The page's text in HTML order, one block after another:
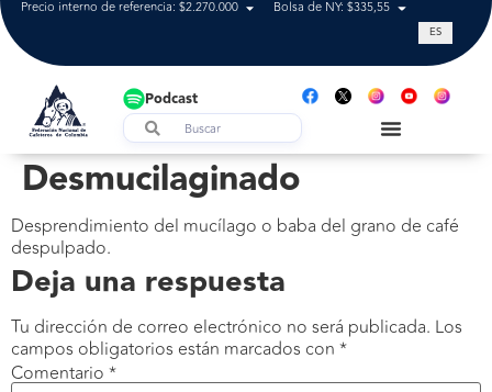
Precio interno de referencia: $2.270.000 Bolsa de NY: $335,55 Tasa de
ES
Podcast
Desmucilaginado
Desprendimiento del mucílago o baba del grano de café
despulpado.
Deja una respuesta
Tu dirección de correo electrónico no será publicada. Los
campos obligatorios están marcados con *
Comentario *